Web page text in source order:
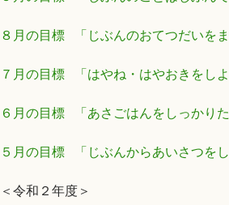
８月の目標 「じぶんのおてつだいを
７月の目標 「はやね・はやおきをしよ
６月の目標 「あさごはんをしっかりた
５月の目標 「じぶんからあいさつをし
＜令和２年度＞